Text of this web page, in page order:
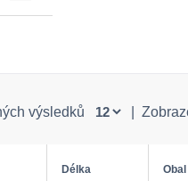
výsledků
Délka Obal